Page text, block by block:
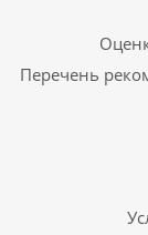
Перечень